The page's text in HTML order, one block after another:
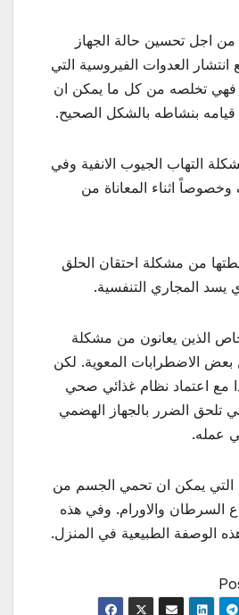
من اجل تحسين حالة الجهاز
العدوات الفيروسية التي
فهي تخلصه من كل ما يمكن ان
بنشاطه بالشكل الصحيح.
التهاب الجيوب الانفية وفي
وخصوصاً اثناء المعاناة من
من مشكلة احتقان الحلق
يسد المجاري التنفسية.
الذين يعانون من مشكلة
بعض الاضطرابات المعوية. لكن
مع اعتماد نظام غذائي صحي
تلحق الضرر بالجهاز الهضمي
عمله.
التي يمكن ان تحمي الجسم من
السرطان والاورام. وفي هذه
الوصفة الطبيعية في المنزل.